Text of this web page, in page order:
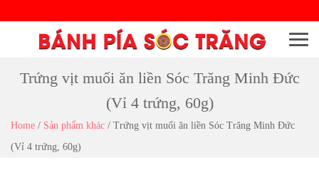
Menu
Trứng vịt muối ăn liền Sóc Trăng Minh Đức
(Vỉ 4 trứng, 60g)
Home / Sản phẩm khác / Trứng vịt muối ăn liền Sóc Trăng Minh Đức
(Vỉ 4 trứng, 60g)